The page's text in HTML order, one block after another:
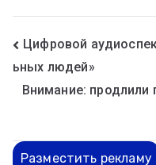
Цифровой
ьных людей»
Внимание: продлили
Разместить рекламу